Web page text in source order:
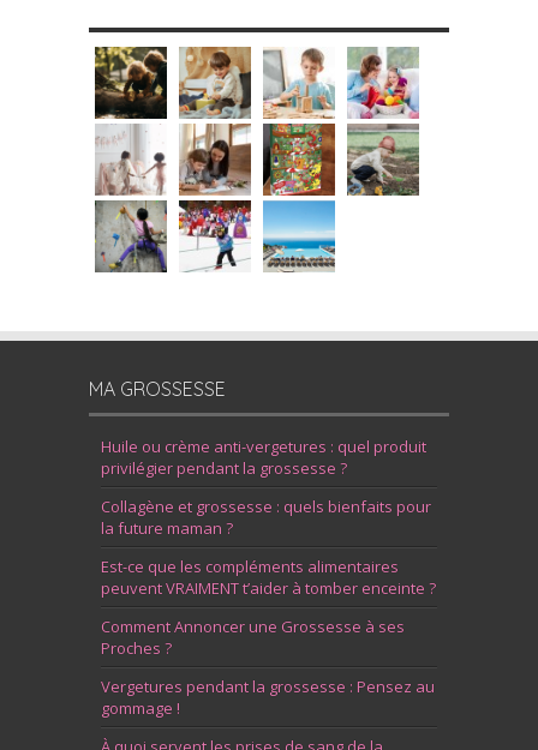
MA GROSSESSE
Huile ou crème anti-vergetures : quel produit
privilégier pendant la grossesse ?
Collagène et grossesse : quels bienfaits pour
la future maman ?
Est-ce que les compléments alimentaires
peuvent VRAIMENT t’aider à tomber enceinte ?
Comment Annoncer une Grossesse à ses
Proches ?
Vergetures pendant la grossesse : Pensez au
gommage !